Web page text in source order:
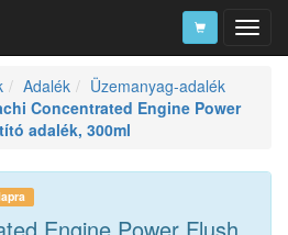
Adalék
Üzemanyag-adalék
Concentrated Engine Power
adalék, 300ml